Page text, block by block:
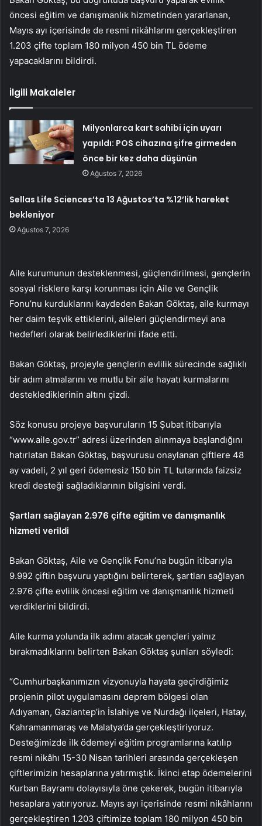
öncesi eğitim ve danışmanlık hizmetinden yararlanan,
Mayıs ayı içerisinde de resmi nikâhlarını gerçekleştiren
1.203 çifte toplam 180 milyon 450 bin TL ödeme
yapacaklarını bildirdi.
İlgili Makaleler
Milyonlarca kart sahibi için uyarı
yapıldı: POS cihazına şifre girmeden
önce bir kez daha düşünün
Ağustos 7, 2026
Sellas Life Sciences’ta 13 Ağustos’ta %12’lik hareket
bekleniyor
Ağustos 7, 2026
Aile kurumunun desteklenmesi, güçlendirilmesi, gençlerin
sosyal risklere karşı korunması için Aile ve Gençlik
Fonu’nu kurduklarını kaydeden Bakan Göktaş, aile kurmayı
her daim teşvik ettiklerini, aileleri güçlendirmeyi ana
hedefleri olarak belirlediklerini ifade etti.
Bakan Göktaş, projeyle gençlerin evlilik sürecinde sağlıklı
bir adım atmalarını ve mutlu bir aile hayatı kurmalarını
desteklediklerinin altını çizdi.
Söz konusu projeye başvuruların 15 Şubat itibarıyla
“www.aile.gov.tr” adresi üzerinden alınmaya başlandığını
hatırlatan Bakan Göktaş, başvurusu onaylanan çiftlere 48
ay vadeli, 2 yıl geri ödemesiz 150 bin TL tutarında faizsiz
kredi desteği sağladıklarının bilgisini verdi.
Şartları sağlayan 2.976 çifte eğitim ve danışmanlık
hizmeti verildi
Bakan Göktaş, Aile ve Gençlik Fonu’na bugün itibarıyla
9.992 çiftin başvuru yaptığını belirterek, şartları sağlayan
2.976 çifte evlilik öncesi eğitim ve danışmanlık hizmeti
verdiklerini bildirdi.
Aile kurma yolunda ilk adımı atacak gençleri yalnız
bırakmadıklarını belirten Bakan Göktaş şunları söyledi:
“Cumhurbaşkanımızın vizyonuyla hayata geçirdiğimiz
projenin pilot uygulamasını deprem bölgesi olan
Adıyaman, Gaziantep’in İslahiye ve Nurdağı ilçeleri, Hatay,
Kahramanmaraş ve Malatya’da gerçekleştiriyoruz.
Desteğimizde ilk ödemeyi eğitim programlarına katılıp
resmi nikâhı 15-30 Nisan tarihleri arasında gerçekleşen
çiftlerimizin hesaplarına yatırmıştık. İkinci etap ödemelerini
Kurban Bayramı dolayısıyla öne çekerek, bugün itibarıyla
hesaplara yatırıyoruz. Mayıs ayı içerisinde resmi nikâhlarını
gerçekleştiren 1.203 çiftimize toplam 180 milyon 450 bin